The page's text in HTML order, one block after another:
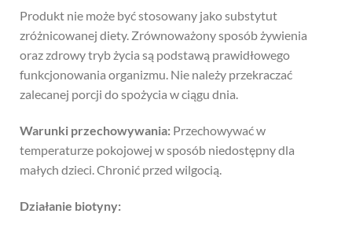
Produkt nie może być stosowany jako substytut
zróżnicowanej diety. Zrównoważony sposób żywienia
oraz zdrowy tryb życia są podstawą prawidłowego
funkcjonowania organizmu. Nie należy przekraczać
zalecanej porcji do spożycia w ciągu dnia.
Warunki przechowywania: Przechowywać w
temperaturze pokojowej w sposób niedostępny dla
małych dzieci. Chronić przed wilgocią.
Działanie biotyny: